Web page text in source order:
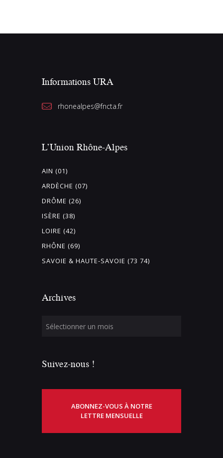
Informations URA
rhonealpes@fncta.fr
L’Union Rhône-Alpes
AIN (01)
ARDÈCHE (07)
DRÔME (26)
ISÈRE (38)
LOIRE (42)
RHÔNE (69)
SAVOIE & HAUTE-SAVOIE (73 74)
Archives
Suivez-nous !
ABONNEZ-VOUS À NOTRE
LETTRE MENSUELLE